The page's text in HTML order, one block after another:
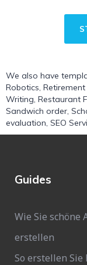
We also have
Robotics,
Writing, Restaurant
Sandwich order,
evaluation, SEO
Guides
Wie Sie schöne
erstellen
So erstellen